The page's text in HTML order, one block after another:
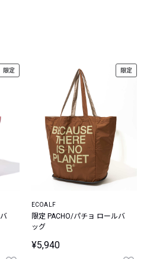
ンド
アイテム
TOP 15
限定 限定
ECOALF
限定 PACHO/パチョ ロールバ
ッグ
¥5,940